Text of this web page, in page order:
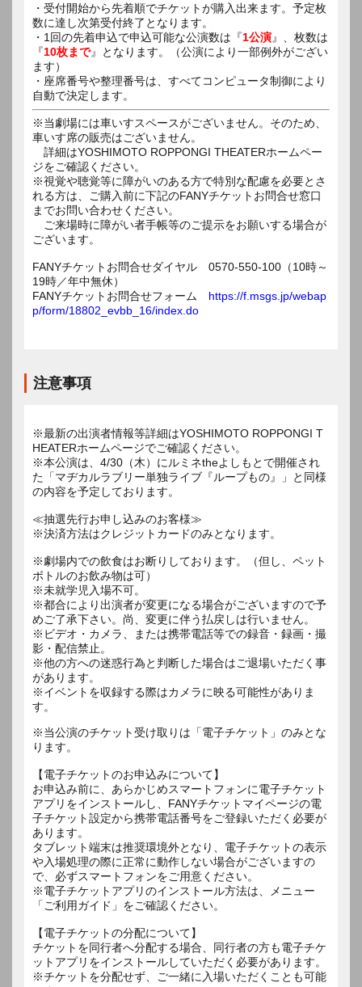
・受付開始から先着順でチケットが購入出来ます。予定枚
数に達し次第受付終了となります。
・1回の先着申込で申込可能な公演数は『1公演』、枚数は
『10枚まで』となります。（公演により一部例外がござい
ます）
・座席番号や整理番号は、すべてコンピュータ制御により
自動で決定します。
※当劇場には車いすスペースがございません。そのため、
車いす席の販売はございません。
詳細はYOSHIMOTO ROPPONGI THEATERホームペー
ジをご確認ください。
※視覚や聴覚等に障がいのある方で特別な配慮を必要とさ
れる方は、ご購入前に下記のFANYチケットお問合せ窓口
までお問い合わせください。
ご来場時に障がい者手帳等のご提示をお願いする場合が
ございます。
FANYチケットお問合せダイヤル 0570-550-100（10時～
19時／年中無休）
FANYチケットお問合せフォーム https://f.msgs.jp/webap
p/form/18802_evbb_16/index.do
注意事項
※最新の出演者情報等詳細はYOSHIMOTO ROPPONGI T
HEATERホームページでご確認ください。
※本公演は、4/30（木）にルミネtheよしもとで開催され
た「マヂカルラブリー単独ライブ『ループもの』」と同様
の内容を予定しております。
≪抽選先行お申し込みのお客様≫
※決済方法はクレジットカードのみとなります。
※劇場内での飲食はお断りしております。（但し、ペット
ボトルのお飲み物は可）
※未就学児入場不可。
※都合により出演者が変更になる場合がございますので予
めご了承下さい。尚、変更に伴う払戻しは行いません。
※ビデオ・カメラ、または携帯電話等での録音・録画・撮
影・配信禁止。
※他の方への迷惑行為と判断した場合はご退場いただく事
があります。
※イベントを収録する際はカメラに映る可能性がありま
す。
※当公演のチケット受け取りは「電子チケット」のみとな
ります。
【電子チケットのお申込みについて】
お申込み前に、あらかじめスマートフォンに電子チケット
アプリをインストールし、FANYチケットマイページの電
子チケット設定から携帯電話番号をご登録いただく必要が
あります。
タブレット端末は推奨環境外となり、電子チケットの表示
や入場処理の際に正常に動作しない場合がございますの
で、必ずスマートフォンをご用意ください。
※電子チケットアプリのインストール方法は、メニュー
「ご利用ガイド」をご確認ください。
【電子チケットの分配について】
チケットを同行者へ分配する場合、同行者の方も電子チケ
ットアプリをインストールしていただく必要があります。
※チケットを分配せず、ご一緒に入場いただくことも可能